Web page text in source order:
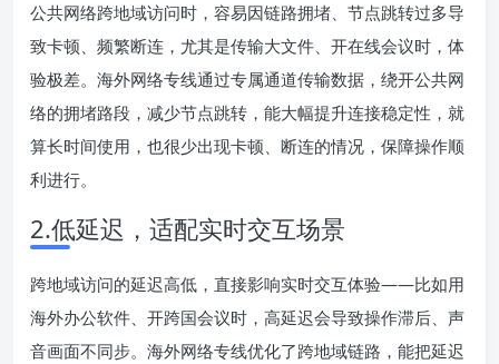
公共网络跨地域访问时，容易因链路拥堵、节点跳转过多导
致卡顿、频繁断连，尤其是传输大文件、开在线会议时，体
验极差。海外网络专线通过专属通道传输数据，绕开公共网
络的拥堵路段，减少节点跳转，能大幅提升连接稳定性，就
算长时间使用，也很少出现卡顿、断连的情况，保障操作顺
利进行。
2.低延迟，适配实时交互场景
跨地域访问的延迟高低，直接影响实时交互体验——比如用
海外办公软件、开跨国会议时，高延迟会导致操作滞后、声
音画面不同步。海外网络专线优化了跨地域链路，能把延迟